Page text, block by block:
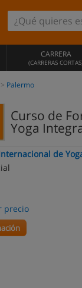
CARRERA
(CARRERAS
Palermo
Curso de
Yoga
de
precio